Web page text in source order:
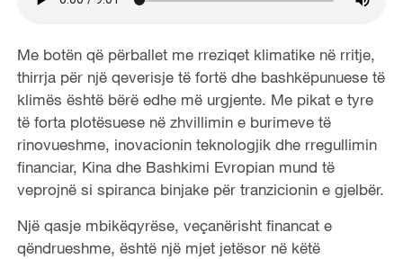
Me botën që përballet me rreziqet klimatike në rritje,
thirrja për një qeverisje të fortë dhe bashkëpunuese të
klimës është bërë edhe më urgjente. Me pikat e tyre
të forta plotësuese në zhvillimin e burimeve të
rinovueshme, inovacionin teknologjik dhe rregullimin
financiar, Kina dhe Bashkimi Evropian mund të
veprojnë si spiranca binjake për tranzicionin e gjelbër.
Një qasje mbikëqyrëse, veçanërisht financat e
qëndrueshme, është një mjet jetësor në këtë